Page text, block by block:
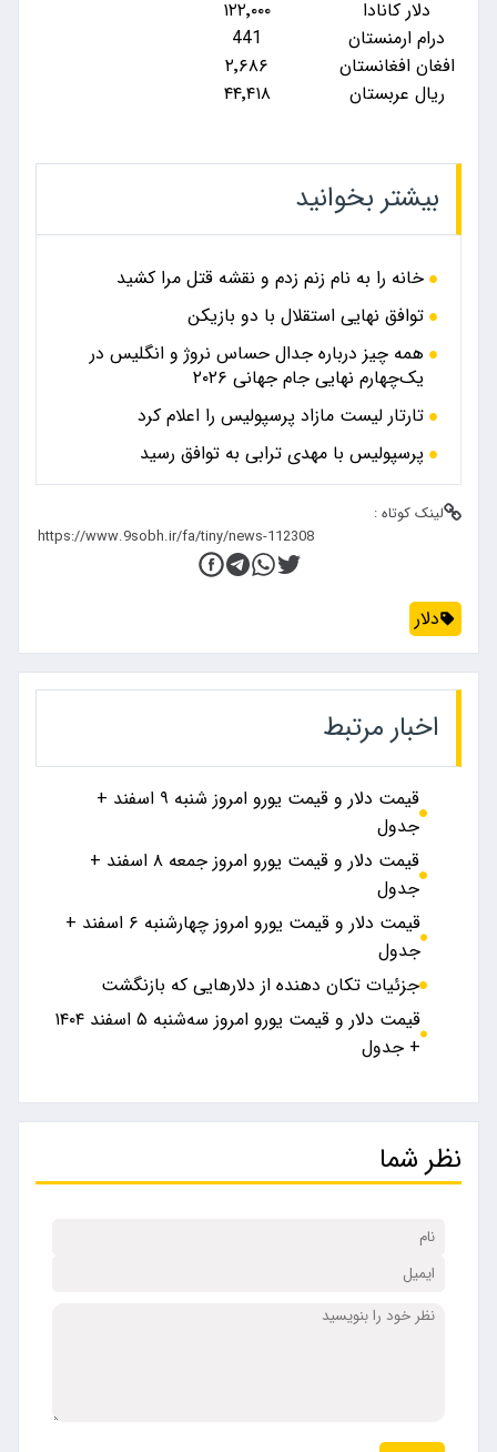
دلار کانادا
۱۲۲٬۰۰۰
درام ارمنستان
441
افغان افغانستان
۲٬۶۸۶
ریال عربستان
۴۴٬۴۱۸
بیشتر بخوانید
خانه را به نام زنم زدم و نقشه قتل مرا کشید
توافق نهایی استقلال با دو بازیکن
همه چیز درباره جدال حساس نروژ و انگلیس در
یک‌چهارم نهایی جام جهانی ۲۰۲۶
تارتار لیست مازاد پرسپولیس را اعلام کرد
پرسپولیس با مهدی ترابی به توافق رسید
لینک کوتاه :
دلار
اخبار مرتبط
قیمت دلار و قیمت یورو امروز شنبه ۹ اسفند +
جدول
قیمت دلار و قیمت یورو امروز جمعه ۸ اسفند +
جدول
قیمت دلار و قیمت یورو امروز چهارشنبه ۶ اسفند +
جدول
جزئیات تکان دهنده از دلار‌هایی که بازنگشت
قیمت دلار و قیمت یورو امروز سه‌شنبه ۵ اسفند ۱۴۰۴
+ جدول
نظر شما